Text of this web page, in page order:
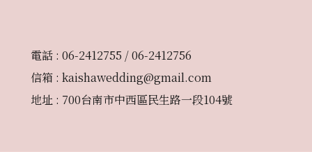
電話 : 06-2412755 / 06-2412756
信箱 : kaishawedding@gmail.com
地址 : 700台南市中西區民生路一段104號